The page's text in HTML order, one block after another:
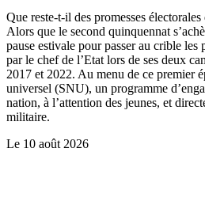
Que reste-t-il des promesses
Alors que le second quinquennat
pause estivale pour passer au crible
par le chef de l’Etat lors de ses deux
2017 et 2022. Au menu de ce premier
universel (SNU), un programme
nation, à l’attention des jeunes, et
militaire.
Le 10 août 2026